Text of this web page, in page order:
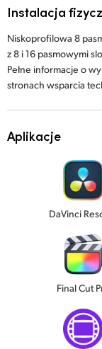
Instalacja
Niskoprofilowa 8
z 8 i 16 pasmowymi
Pełne informacje o
stronach wsparcia
Aplikacje
DaVinci
Final Cut